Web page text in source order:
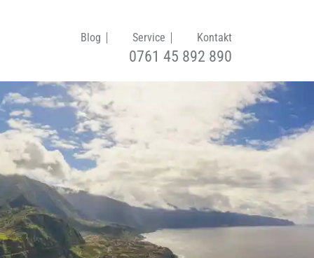
Blog Service Kontakt
0761 45 892 890